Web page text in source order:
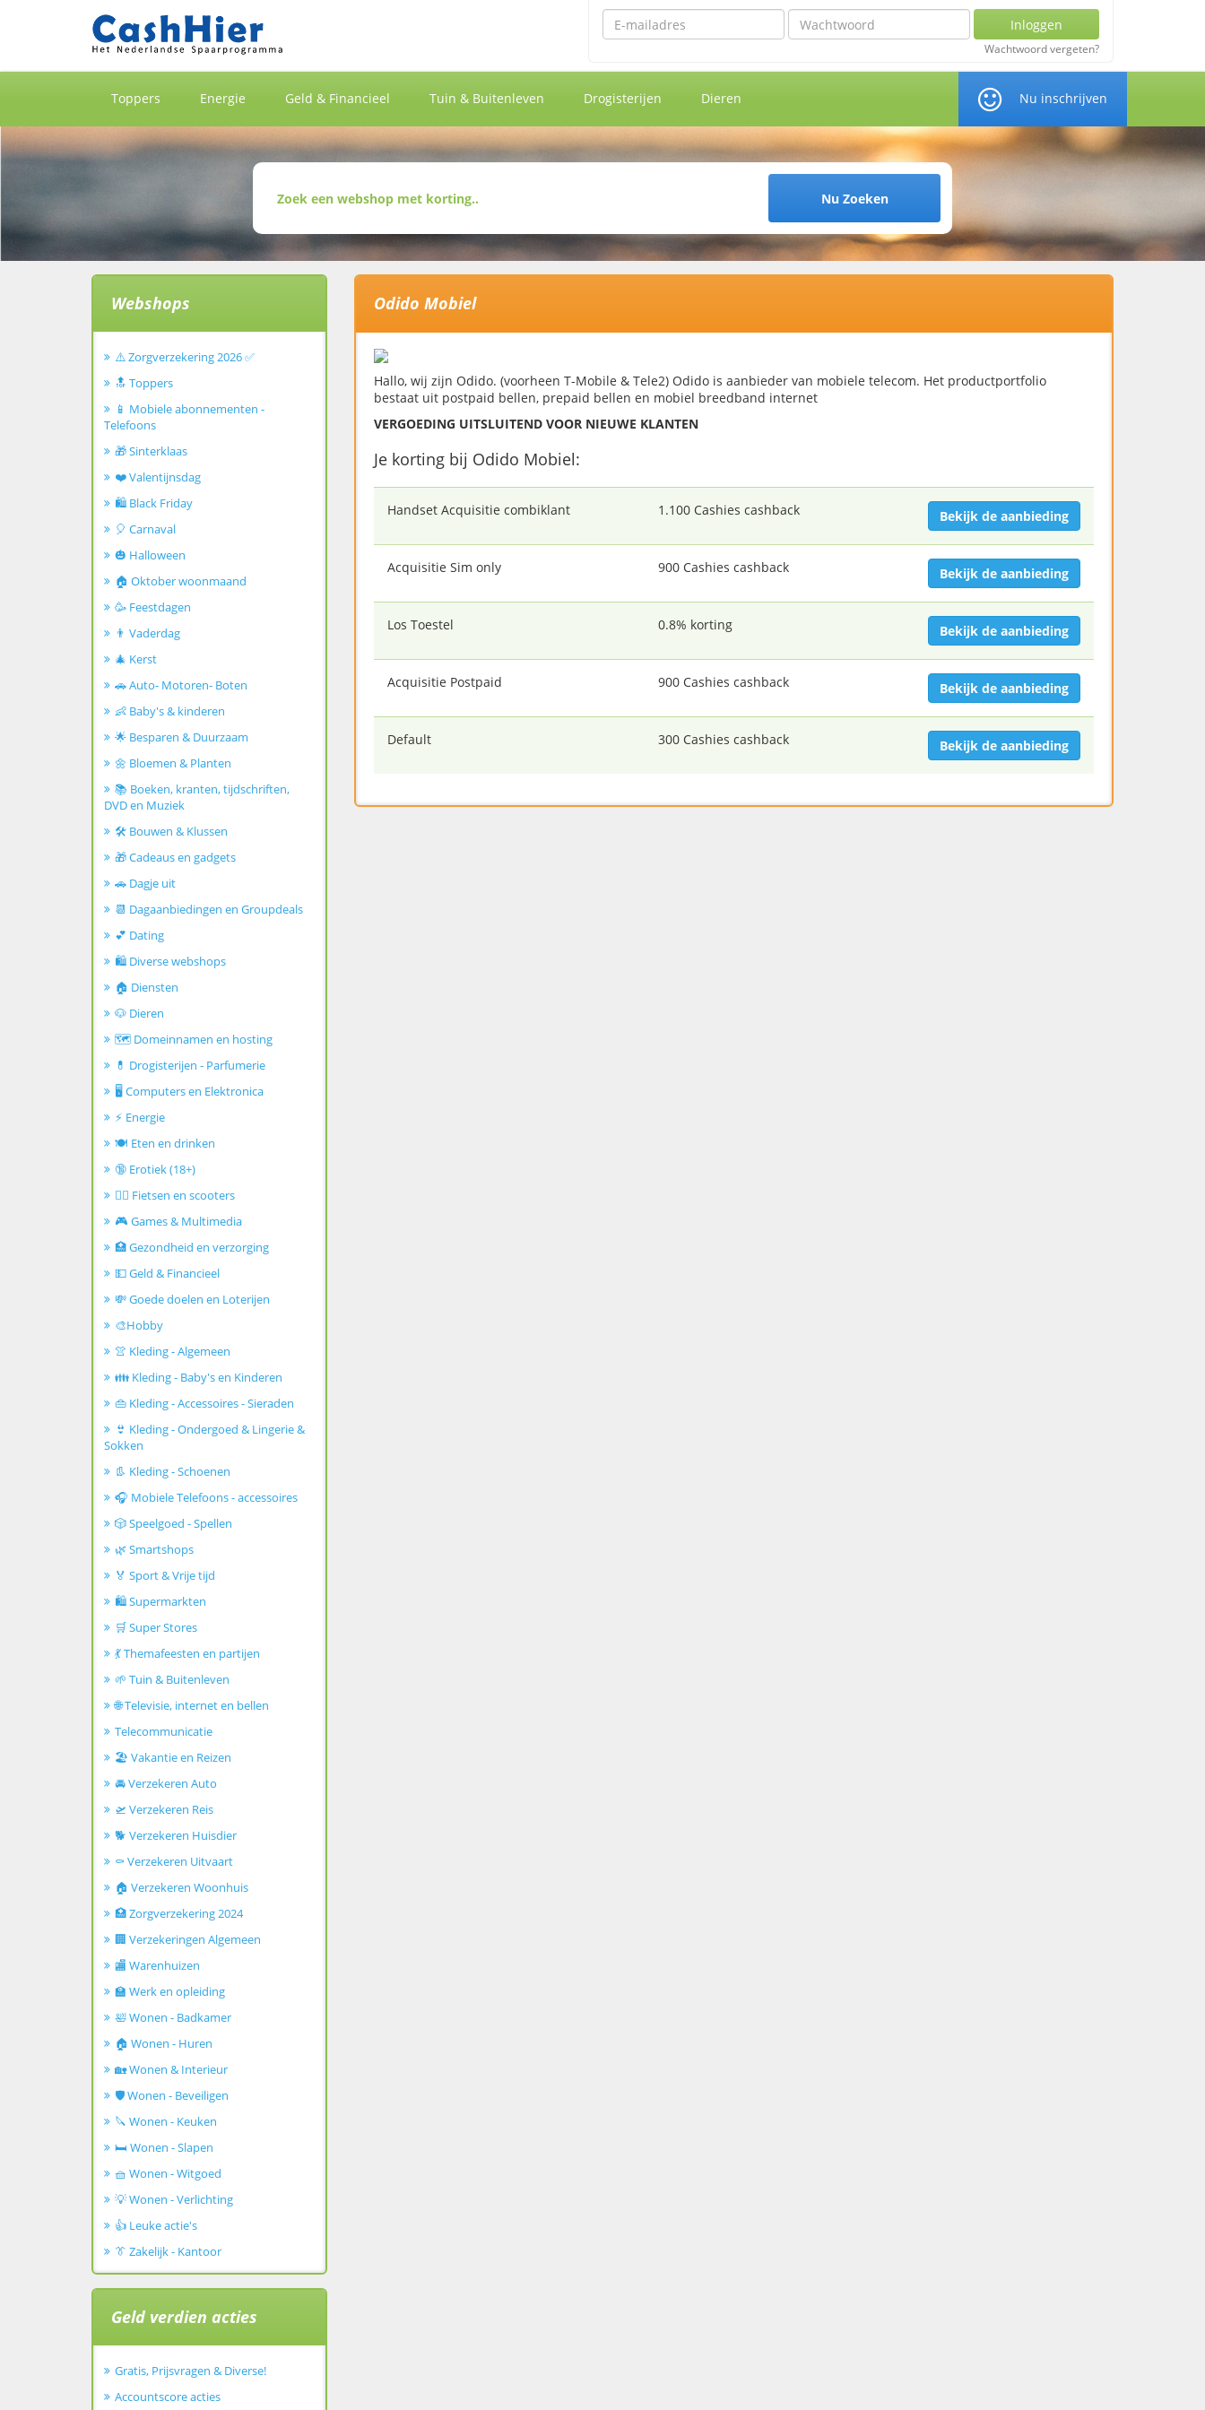
Emailadres Wachtwoord Inloggen
Wachtwoord vergeten?
Toppers Energie Geld & Financieel Tuin & Buitenleven Drogisterijen Dieren Nu inschrijven
Nu Zoeken
Odido Mobiel
Hallo, wij zijn Odido. (voorheen T-Mobile & Tele2) Odido is aanbieder van mobiele telecom. Het productportfolio
bestaat uit postpaid bellen, prepaid bellen en mobiel breedband internet
VERGOEDING UITSLUITEND VOOR NIEUWE KLANTEN
Je korting bij Odido Mobiel:
Handset Acquisitie combiklant 1.100 Cashies cashback Bekijk de aanbieding
Acquisitie Sim only 900 Cashies cashback Bekijk de aanbieding
Los Toestel 0.8% korting Bekijk de aanbieding
Acquisitie Postpaid 900 Cashies cashback Bekijk de aanbieding
Default 300 Cashies cashback Bekijk de aanbieding
Webshops
⚠️ Zorgverzekering 2026 ✅
🔝 Toppers
📱 Mobiele abonnementen -
Telefoons
🎁 Sinterklaas
❤️ Valentijnsdag
🛍️ Black Friday
🎈 Carnaval
🎃 Halloween
🏠 Oktober woonmaand
🥳 Feestdagen
👨 Vaderdag
🎄 Kerst
🚗 Auto- Motoren- Boten
👶 Baby's & kinderen
🌟 Besparen & Duurzaam
🌼 Bloemen & Planten
📚 Boeken, kranten, tijdschriften,
DVD en Muziek
🛠️ Bouwen & Klussen
🎁 Cadeaus en gadgets
🚗 Dagje uit
📆 Dagaanbiedingen en Groupdeals
💕 Dating
🛍️ Diverse webshops
🏠 Diensten
🐶 Dieren
🗺️ Domeinnamen en hosting
💊 Drogisterijen - Parfumerie
🖥️ Computers en Elektronica
⚡ Energie
🍽️ Eten en drinken
🔞 Erotiek (18+)
🚴‍♂️ Fietsen en scooters
🎮 Games & Multimedia
🏥 Gezondheid en verzorging
💵 Geld & Financieel
💸 Goede doelen en Loterijen
🎨Hobby
👚 Kleding - Algemeen
👪 Kleding - Baby's en Kinderen
👜 Kleding - Accessoires - Sieraden
👙 Kleding - Ondergoed & Lingerie &
Sokken
👢 Kleding - Schoenen
🎧 Mobiele Telefoons - accessoires
🎲 Speelgoed - Spellen
🌿 Smartshops
🏅 Sport & Vrije tijd
🛍️ Supermarkten
🛒 Super Stores
💃 Themafeesten en partijen
🌱 Tuin & Buitenleven
🌐 Televisie, internet en bellen
Telecommunicatie
🏖️ Vakantie en Reizen
🚘 Verzekeren Auto
🛫 Verzekeren Reis
🐕 Verzekeren Huisdier
⚰️ Verzekeren Uitvaart
🏠 Verzekeren Woonhuis
🏥 Zorgverzekering 2024
🏢 Verzekeringen Algemeen
🏬 Warenhuizen
🏫 Werk en opleiding
🛀 Wonen - Badkamer
🏠 Wonen - Huren
🏡 Wonen & Interieur
🛡️ Wonen - Beveiligen
🔪 Wonen - Keuken
🛏️ Wonen - Slapen
🧺 Wonen - Witgoed
💡 Wonen - Verlichting
👍 Leuke actie's
👔 Zakelijk - Kantoor
Geld verdien acties
Gratis, Prijsvragen & Diverse!
Accountscore acties